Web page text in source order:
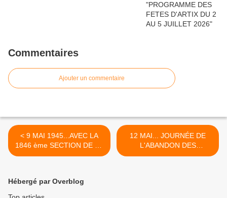
Commentaires
Ajouter un commentaire
< 9 MAI 1945...AVEC LA
1846 ème SECTION DE LA
MEDAILLE MILITAIRE AU
12 MAI... JOURNÉE DE
L'ABANDON DES
HARKIS.....RESPECTONS
Hébergé par Overblog